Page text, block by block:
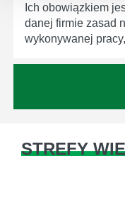
Ich obowiązkiem
danej firmie zasad
wykonywanej
STREFY